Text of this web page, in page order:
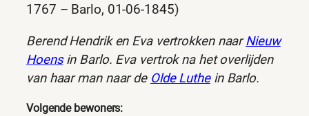
1767 – Barlo, 01-06-1845)
Berend Hendrik en Eva vertrokken naarNieuw
Hoensin Barlo. Eva vertrok na het overlijden
van haar man naar de Olde Luthein Barlo.
Volgende bewoners: